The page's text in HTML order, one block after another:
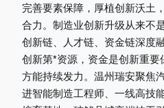
完善要素保障，厚植创新沃土
合力。制造业创新升级从来不
创新链、人才链、资金链深度
创新第*资源，资金是创新重
方能持续发力。温州瑞安聚焦
进智能制造工程师、一线高技